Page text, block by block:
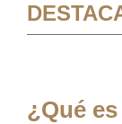
¿Qué